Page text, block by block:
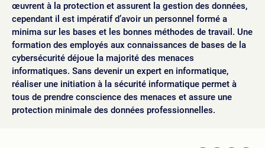
œuvrent à la protection et assurent la gestion des données,
cependant il est impératif d’avoir un personnel formé a
minima sur les bases et les bonnes méthodes de travail. Une
formation des employés aux connaissances de bases de la
cybersécurité déjoue la majorité des menaces
informatiques. Sans devenir un expert en informatique,
réaliser une initiation à la sécurité informatique permet à
tous de prendre conscience des menaces et assure une
protection minimale des données professionnelles.